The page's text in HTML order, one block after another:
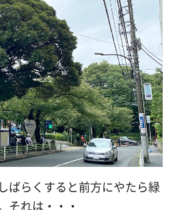
ばらくすると前方にやたら緑
それは・・・